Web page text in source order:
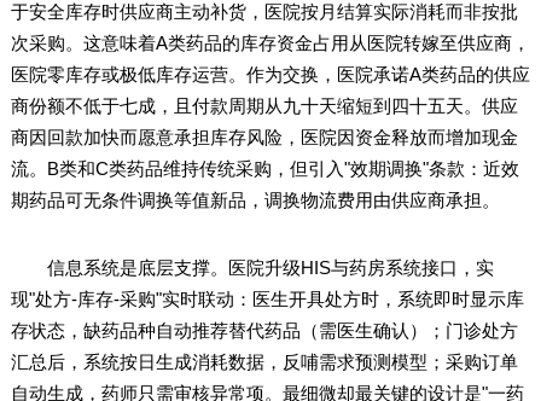
于安全库存时供应商主动补货，医院按月结算实际消耗而非按批
次采购。这意味着A类药品的库存资金占用从医院转嫁至供应商，
医院零库存或极低库存运营。作为交换，医院承诺A类药品的供应
商份额不低于七成，且付款周期从九十天缩短到四十五天。供应
商因回款加快而愿意承担库存风险，医院因资金释放而增加现金
流。B类和C类药品维持传统采购，但引入"效期调换"条款：近效
期药品可无条件调换等值新品，调换物流费用由供应商承担。
信息系统是底层支撑。医院升级HIS与药房系统接口，实
现"处方-库存-采购"实时联动：医生开具处方时，系统即时显示库
存状态，缺药品种自动推荐替代药品（需医生确认）；门诊处方
汇总后，系统按日生成消耗数据，反哺需求预测模型；采购订单
自动生成，药师只需审核异常项。最细微却最关键的设计是"一药